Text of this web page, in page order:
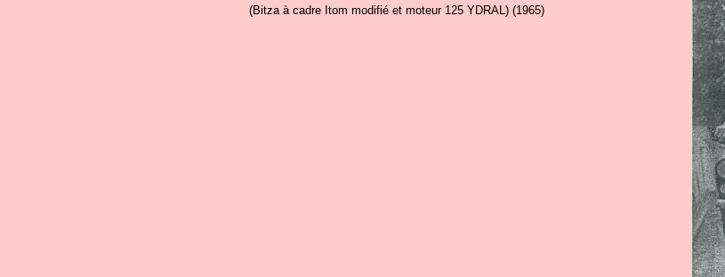
(Bitza à cadre Itom modifié et moteur 125 YDRAL) (1965)